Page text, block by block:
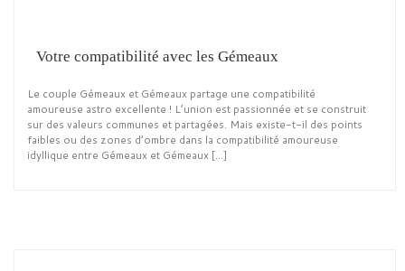
Votre compatibilité avec les Gémeaux
Le couple Gémeaux et Gémeaux partage une compatibilité
amoureuse astro excellente ! L’union est passionnée et se construit
sur des valeurs communes et partagées. Mais existe-t-il des points
faibles ou des zones d’ombre dans la compatibilité amoureuse
idyllique entre Gémeaux et Gémeaux […]